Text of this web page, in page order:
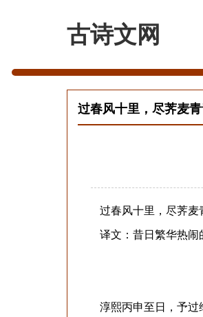
古诗文网
过春风十里，尽荠麦青
过春风十里，尽荠麦
译文：昔日繁华热闹的
淳熙丙申至日，予过维